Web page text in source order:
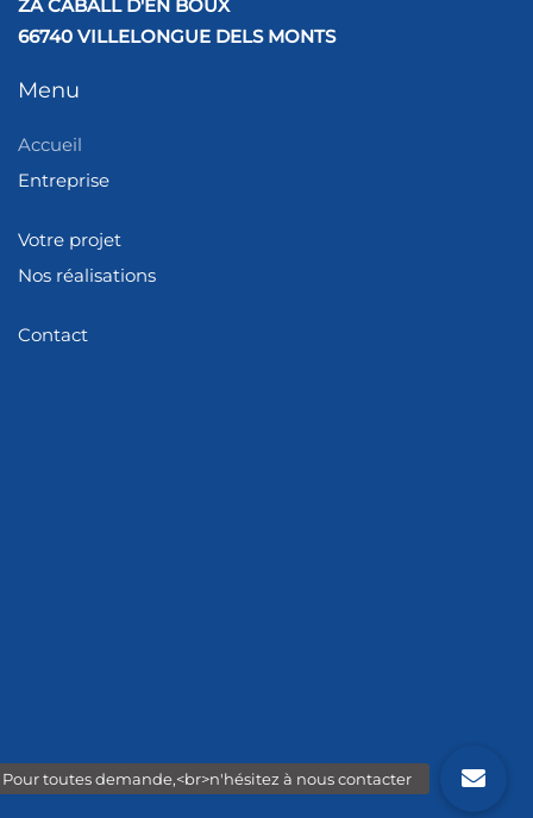
ZA CABALL D'EN BOUX
66740 VILLELONGUE DELS MONTS
Menu
Accueil
Entreprise
Votre projet
Nos réalisations
Contact